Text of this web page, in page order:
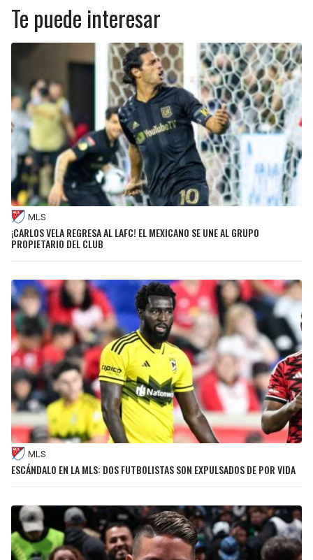
Te puede interesar
MLS
¡CARLOS VELA REGRESA AL LAFC! EL MEXICANO SE UNE AL GRUPO
PROPIETARIO DEL CLUB
MLS
ESCÁNDALO EN LA MLS: DOS FUTBOLISTAS SON EXPULSADOS DE POR VIDA